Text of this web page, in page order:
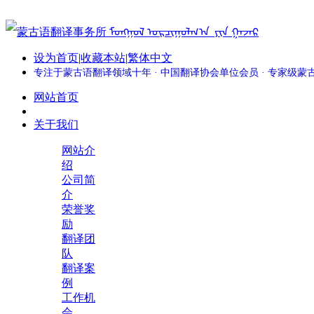
设为首页|收藏本站|繁体中文
专注于蒙古语翻译领域十年 · 中国翻译协会单位会员 · 专家级蒙
网站首页
关于我们
网站介
绍
公司简
介
荣誉奖
励
翻译团
队
翻译案
例
工作机